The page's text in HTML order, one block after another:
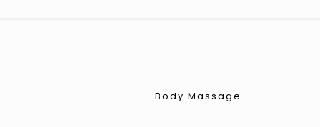
Body Massage